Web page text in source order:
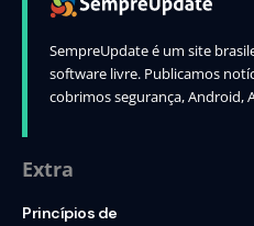
SempreUpdate é um site
software livre. Publicamos
cobrimos segurança, Android,
Extra
Princípios de